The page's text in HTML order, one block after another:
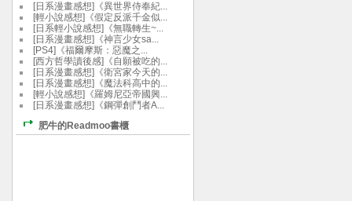
[日系漫畫感想]《異世界侍奉紀...
[輕小說感想]《假定反派千金似...
[日系輕小說感想]《無職轉生~...
[日系漫畫感想]《神言少女sa...
[PS4]《福爾摩斯：惡魔之...
[西方哲學讀後感]《自願被吃的...
[日系漫畫感想]《衛宮家今天的...
[日系漫畫感想]《魔法科高中的...
[輕小說感想]《羅姆尼亞帝國興...
[日系漫畫感想]《鋼彈創鬥者A...
肥牛的Readmoo書櫃